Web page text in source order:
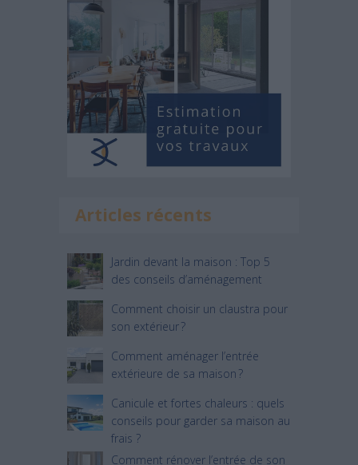
Articles récents
Jardin devant la maison : Top 5
des conseils d’aménagement
Comment choisir un claustra pour
son extérieur ?
Comment aménager l’entrée
extérieure de sa maison ?
Canicule et fortes chaleurs : quels
conseils pour garder sa maison au
frais ?
Comment rénover l’entrée de son